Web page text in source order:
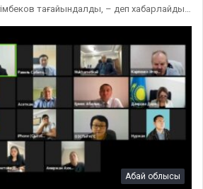
тағайындалды, – деп хабарлайды…
Абай облысы